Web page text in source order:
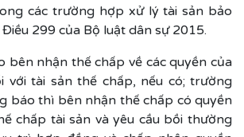
các trường hợp xử lý tài sản bảo
299 của Bộ luật dân sự 2015.
bên nhận thế chấp về các quyền của
với tài sản thế chấp, nếu có; trường
báo thì bên nhận thế chấp có quyền
chấp tài sản và yêu cầu bồi thường